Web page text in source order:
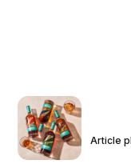
Article